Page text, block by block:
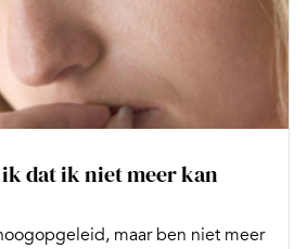
dat ik niet meer kan
maar ben niet meer